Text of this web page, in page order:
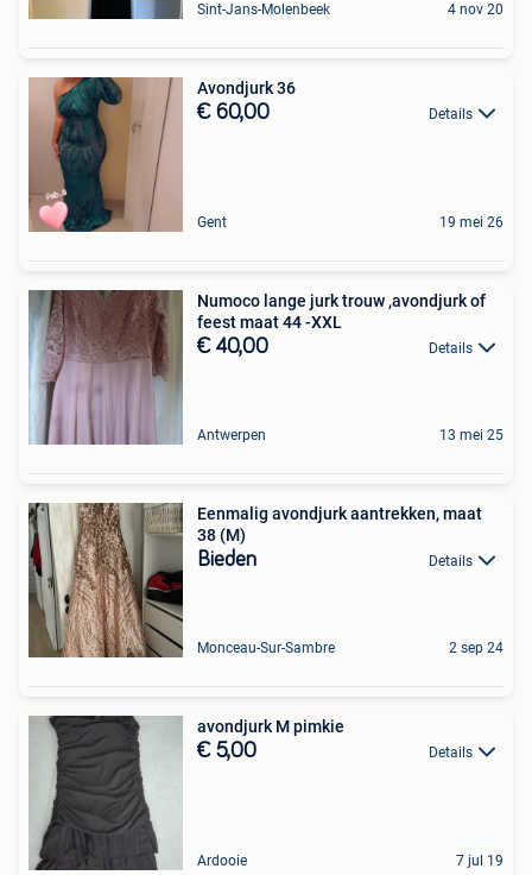
Sint-Jans-Molenbeek 4 nov 20
Avondjurk 36
€ 60,00 Details
Gent 19 mei 26
Numoco lange jurk trouw ,avondjurk of
feest maat 44 -XXL
€ 40,00 Details
Antwerpen 13 mei 25
Eenmalig avondjurk aantrekken, maat
38 (M)
Bieden Details
Monceau-Sur-Sambre 2 sep 24
avondjurk M pimkie
€ 5,00 Details
Ardooie 7 jul 19